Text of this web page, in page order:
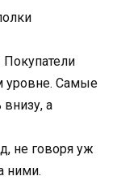
уровне. Самые
а
не говоря уж
ними.